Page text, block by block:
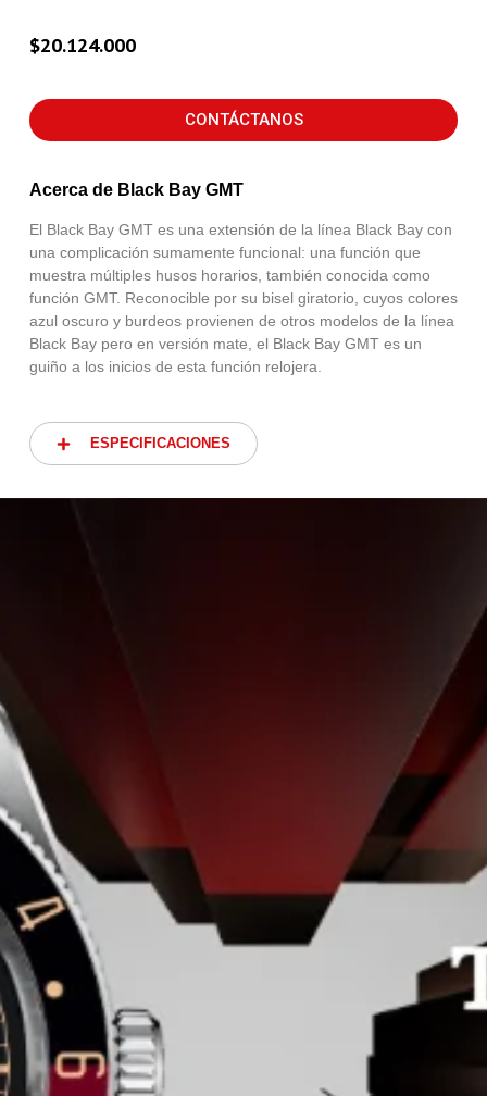
$20.124.000
CONTÁCTANOS
Acerca de Black Bay GMT
El Black Bay GMT es una extensión de la línea Black Bay con
una complicación sumamente funcional: una función que
muestra múltiples husos horarios, también conocida como
función GMT. Reconocible por su bisel giratorio, cuyos colores
azul oscuro y burdeos provienen de otros modelos de la línea
Black Bay pero en versión mate, el Black Bay GMT es un
guiño a los inicios de esta función relojera.
ESPECIFICACIONES
Bisel giratorio bidireccional de acero con 48 muescas,
disco de aluminio anodizado azul mate y burdeos mate,
con graduación de 24 horas
MOVIMIENTO
Calibre de manufactura MT5652 (COSC)
Movimiento mecánico de cuerda automática
con rotor bidireccional Ingeniería exclusiva
ESFERA
Negra, abombada